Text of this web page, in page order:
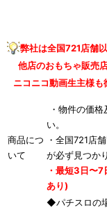
弊社は全国721店舗
他店のおもちゃ販売
ニコニコ動画生主様も
商品につ
いて
・物件の価
い。
・全国721店
が必ず見つか
・最短3日〜
あり)
◆パチスロの